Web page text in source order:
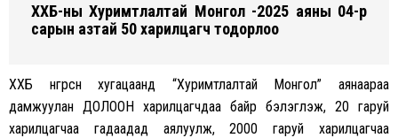
ХХБ-ны Хуримтлалтай Монгол -2025 аяны 04-р
сарын азтай 50 харилцагч тодорлоо
ХХБ өнгөрсөн хугацаанд “Хуримтлалтай Монгол” аянаараа
дамжуулан ДОЛООН харилцагчдаа байр бэлэглэж, 20 гаруй
харилцагчаа гадаадад аялуулж, 2000 гаруй харилцагчаа